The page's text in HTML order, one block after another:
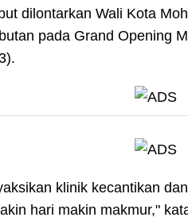
dilontarkan Wali Kota
pada Grand Opening
klinik kecantikan
hari makin makmur,"